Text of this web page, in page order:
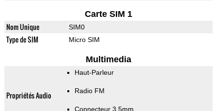
Carte SIM 1
Nom Unique SIM0
Type de SIM Micro SIM
Multimedia
Propriétés Audio
Haut-Parleur
Radio FM
Connecteur 3.5mm